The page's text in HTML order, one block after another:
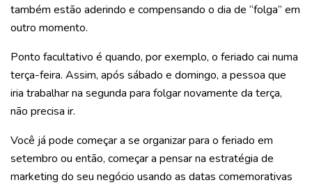
também estão aderindo e compensando o dia de “folga” em
outro momento.
Ponto facultativo é quando, por exemplo, o feriado cai numa
terça-feira. Assim, após sábado e domingo, a pessoa que
iria trabalhar na segunda para folgar novamente da terça,
não precisa ir.
Você já pode começar a se organizar para o feriado em
setembro ou então, começar a pensar na estratégia de
marketing do seu negócio usando as datas comemorativas